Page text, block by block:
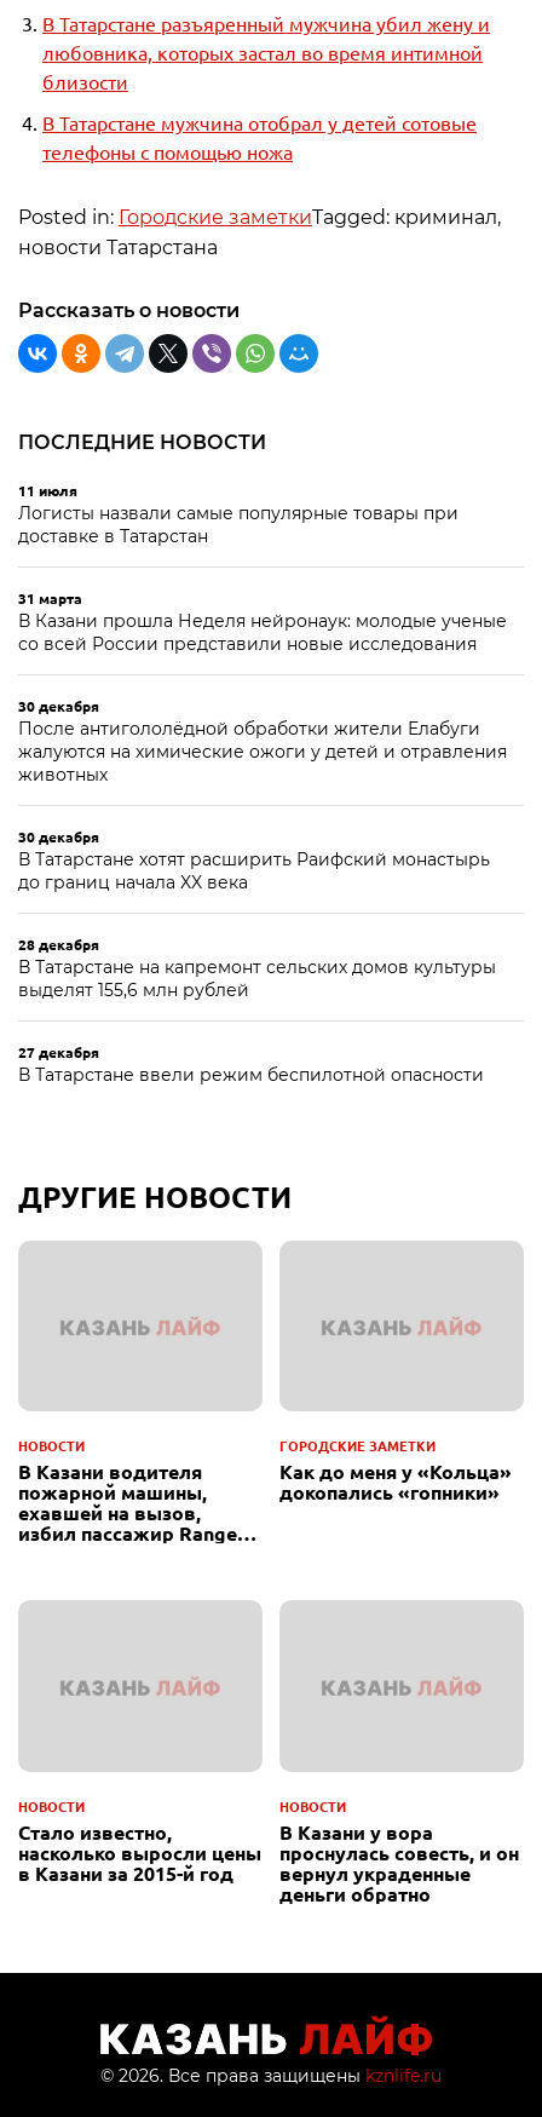
В Татарстане разъяренный мужчина убил жену и
любовника, которых застал во время интимной
близости
В Татарстане мужчина отобрал у детей сотовые
телефоны с помощью ножа
Posted in: Городские заметкиTagged: криминал,
новости Татарстана
Рассказать о новости
ПОСЛЕДНИЕ НОВОСТИ
11 июля
Логисты назвали самые популярные товары при
доставке в Татарстан
31 марта
В Казани прошла Неделя нейронаук: молодые ученые
со всей России представили новые исследования
30 декабря
После антигололёдной обработки жители Елабуги
жалуются на химические ожоги у детей и отравления
животных
30 декабря
В Татарстане хотят расширить Раифский монастырь
до границ начала XX века
28 декабря
В Татарстане на капремонт сельских домов культуры
выделят 155,6 млн рублей
27 декабря
В Татарстане ввели режим беспилотной опасности
ДРУГИЕ НОВОСТИ
НОВОСТИ
В Казани водителя
пожарной машины,
ехавшей на вызов,
избил пассажир Range
ГОРОДСКИЕ ЗАМЕТКИ
Как до меня у «Кольца»
докопались «гопники»
НОВОСТИ
Стало известно,
насколько выросли цены
в Казани за 2015-й год
НОВОСТИ
В Казани у вора
проснулась совесть, и он
вернул украденные
деньги обратно
© 2026. Все права защищены kznlife.ru